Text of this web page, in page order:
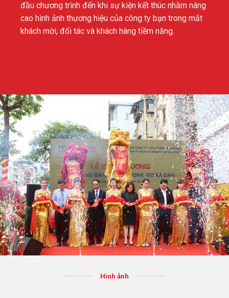
đầu chương trình đến khi sự kiện kết thúc nhằm nâng
cao hình ảnh thương hiệu của công ty bạn trong mắt
khách mời, đối tác và khách hàng tiềm năng.
Hình ảnh